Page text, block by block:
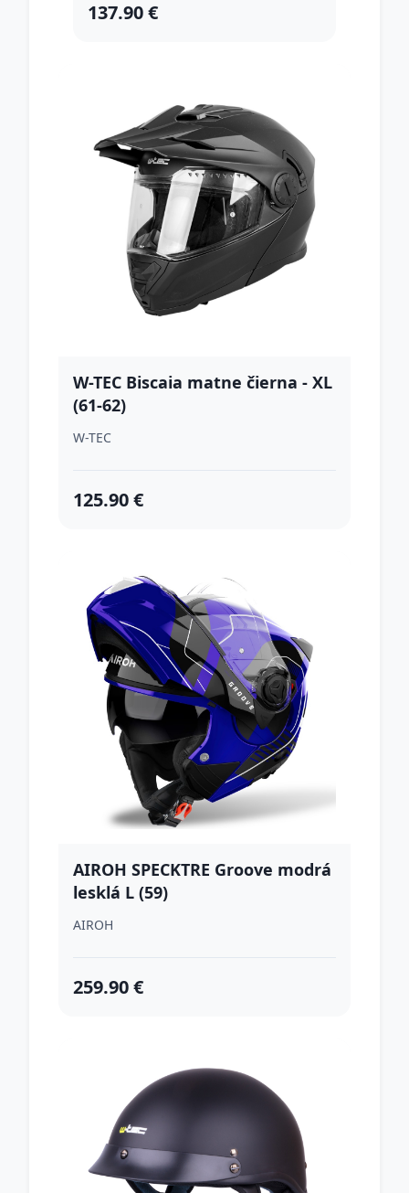
137.90 €
W-TEC Biscaia matne čierna - XL
(61-62)
W-TEC
125.90 €
AIROH SPECKTRE Groove modrá
lesklá L (59)
AIROH
259.90 €